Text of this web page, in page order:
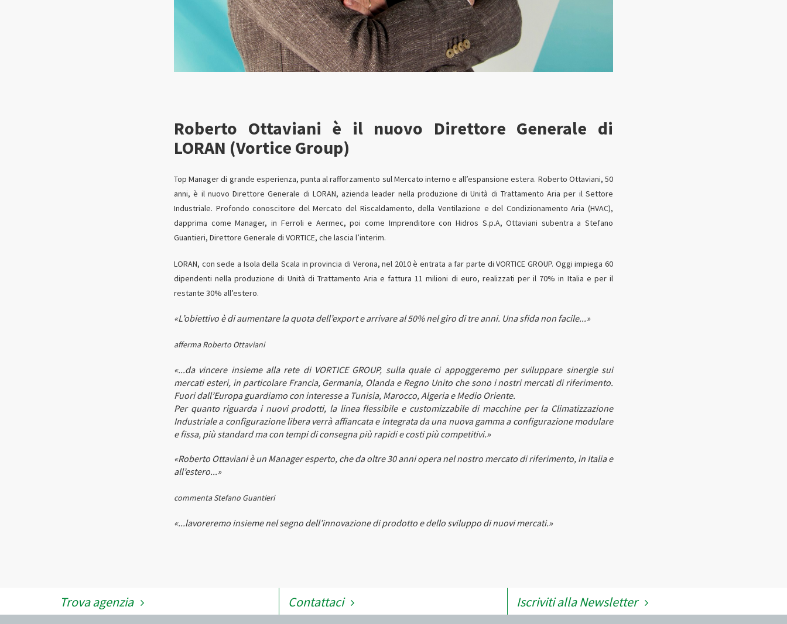
Roberto Ottaviani è il nuovo Direttore Generale di
LORAN (Vortice Group)
Top Manager di grande esperienza, punta al rafforzamento sul Mercato interno e all’espansione estera. Roberto Ottaviani, 50
anni, è il nuovo Direttore Generale di LORAN, azienda leader nella produzione di Unità di Trattamento Aria per il Settore
Industriale. Profondo conoscitore del Mercato del Riscaldamento, della Ventilazione e del Condizionamento Aria (HVAC),
dapprima come Manager, in Ferroli e Aermec, poi come Imprenditore con Hidros S.p.A, Ottaviani subentra a Stefano
Guantieri, Direttore Generale di VORTICE, che lascia l’interim.
LORAN, con sede a Isola della Scala in provincia di Verona, nel 2010 è entrata a far parte di VORTICE GROUP. Oggi impiega 60
dipendenti nella produzione di Unità di Trattamento Aria e fattura 11 milioni di euro, realizzati per il 70% in Italia e per il
restante 30% all’estero.
«L’obiettivo è di aumentare la quota dell’export e arrivare al 50% nel giro di tre anni. Una sfida non facile...»
afferma Roberto Ottaviani
«...da vincere insieme alla rete di VORTICE GROUP, sulla quale ci appoggeremo per sviluppare sinergie sui
mercati esteri, in particolare Francia, Germania, Olanda e Regno Unito che sono i nostri mercati di riferimento.
Fuori dall’Europa guardiamo con interesse a Tunisia, Marocco, Algeria e Medio Oriente.
Per quanto riguarda i nuovi prodotti, la linea flessibile e customizzabile di macchine per la Climatizzazione
Industriale a configurazione libera verrà affiancata e integrata da una nuova gamma a configurazione modulare
e fissa, più standard ma con tempi di consegna più rapidi e costi più competitivi.»
«Roberto Ottaviani è un Manager esperto, che da oltre 30 anni opera nel nostro mercato di riferimento, in Italia e
all’estero...»
commenta Stefano Guantieri
«...lavoreremo insieme nel segno dell’innovazione di prodotto e dello sviluppo di nuovi mercati.»
Trova agenzia Contattaci Iscriviti alla Newsletter